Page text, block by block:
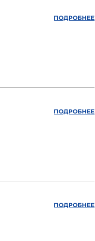
ПОДРОБНЕЕ
ПОДРОБНЕЕ
ПОДРОБНЕЕ